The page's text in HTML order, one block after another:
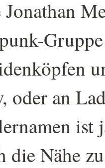
oder an
ist
die Nähe